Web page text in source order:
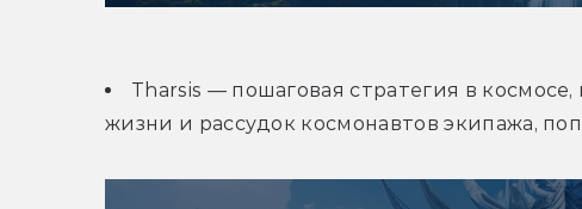
Tharsis — пошаговая стратегия в
жизни и рассудок космонавтов экипажа,